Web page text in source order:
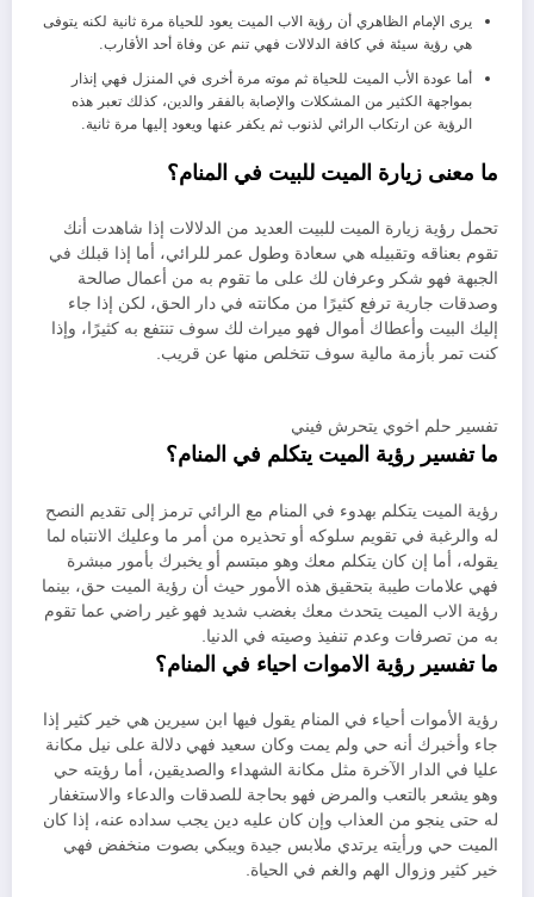
يرى الإمام الظاهري أن رؤية الاب الميت يعود للحياة مرة ثانية لكنه يتوفى
هي رؤية سيئة في كافة الدلالات فهي تنم عن وفاة أحد الأقارب.
أما عودة الأب الميت للحياة ثم موته مرة أخرى في المنزل فهي إنذار
بمواجهة الكثير من المشكلات والإصابة بالفقر والدين، كذلك تعبر هذه
الرؤية عن ارتكاب الرائي لذنوب ثم يكفر عنها ويعود إليها مرة ثانية.
ما معنى زيارة الميت للبيت في المنام؟
تحمل رؤية زيارة الميت للبيت العديد من الدلالات إذا شاهدت أنك
تقوم بعناقه وتقبيله هي سعادة وطول عمر للرائي، أما إذا قبلك في
الجبهة فهو شكر وعرفان لك على ما تقوم به من أعمال صالحة
وصدقات جارية ترفع كثيرًا من مكانته في دار الحق، لكن إذا جاء
إليك البيت وأعطاك أموال فهو ميراث لك سوف تنتفع به كثيرًا، وإذا
كنت تمر بأزمة مالية سوف تتخلص منها عن قريب.
تفسير حلم اخوي يتحرش فيني
ما تفسير رؤية الميت يتكلم في المنام؟
رؤية الميت يتكلم بهدوء في المنام مع الرائي ترمز إلى تقديم النصح
له والرغبة في تقويم سلوكه أو تحذيره من أمر ما وعليك الانتباه لما
يقوله، أما إن كان يتكلم معك وهو مبتسم أو يخبرك بأمور مبشرة
فهي علامات طيبة بتحقيق هذه الأمور حيث أن رؤية الميت حق، بينما
رؤية الاب الميت يتحدث معك بغضب شديد فهو غير راضي عما تقوم
به من تصرفات وعدم تنفيذ وصيته في الدنيا.
ما تفسير رؤية الاموات احياء في المنام؟
رؤية الأموات أحياء في المنام يقول فيها ابن سيرين هي خير كثير إذا
جاء وأخبرك أنه حي ولم يمت وكان سعيد فهي دلالة على نيل مكانة
عليا في الدار الآخرة مثل مكانة الشهداء والصديقين، أما رؤيته حي
وهو يشعر بالتعب والمرض فهو بحاجة للصدقات والدعاء والاستغفار
له حتى ينجو من العذاب وإن كان عليه دين يجب سداده عنه، إذا كان
الميت حي ورأيته يرتدي ملابس جيدة ويبكي بصوت منخفض فهي
خير كثير وزوال الهم والغم في الحياة.